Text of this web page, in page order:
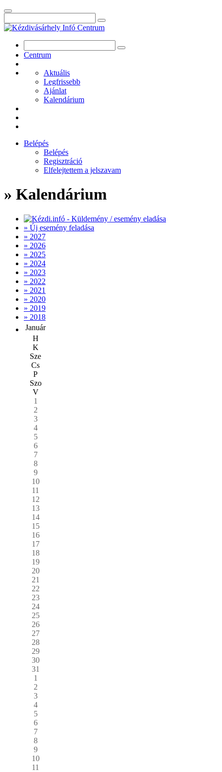
Centrum
Aktuális
Legfrissebb
Ajánlat
Kalendárium
Belépés
Belépés
Regisztráció
Elfelejtettem a jelszavam
» Kalendárium
» Új esemény feladása
» 2027
» 2026
» 2025
» 2024
» 2023
» 2022
» 2021
» 2020
» 2019
» 2018
Január
H
K
Sze
Cs
P
Szo
V
1
2
3
4
5
6
7
8
9
10
11
12
13
14
15
16
17
18
19
20
21
22
23
24
25
26
27
28
29
30
31
1
2
3
4
5
6
7
8
9
10
11